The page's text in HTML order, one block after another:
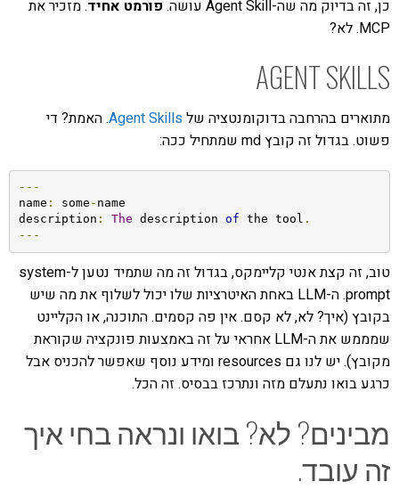
כן, זה בדיוק מה שה-Agent Skill עושה. פורמט אחיד. מזכיר את
MCP. לא?
AGENT SKILLS
מתוארים בהרחבה בדוקומנטציה של Agent Skills. האמת? די
פשוט. בגדול זה קובץ md שמתחיל ככה:
---
name : some - name
description : The description of the tool .
---
טוב, זה קצת אנטי קליימקס, בגדול זה מה שתמיד נטען ל-system
prompt. ה-LLM באחת האיטרציות שלו יכול לשלוף את מה שיש
בקובץ (איך? לא, לא קסם. אין פה קסמים. התוכנה, או הקליינט
שמממש את ה-LLM אחראי על זה באמצעות פונקציה שקוראת
מקובץ). יש לנו גם resources ומידע נוסף שאפשר להכניס אבל
כרגע בואו נתעלם מזה ונתרכז בבסיס. זה הכל.
מבינים? לא? בואו ונראה בחי איך
זה עובד.